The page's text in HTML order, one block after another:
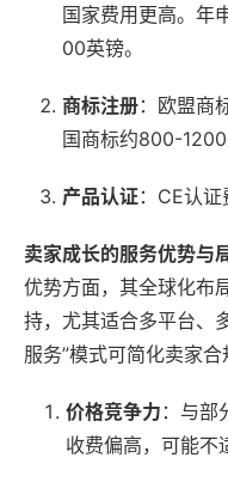
国家费用更高。年
00英镑。
商标注册：欧盟商
国商标约800-1200
产品认证：CE认
卖家成长的服务优势与
优势方面，其全球化布
持，尤其适合多平台、
服务”模式可简化卖家合
价格竞争力 ：与部
收费偏高，可能不